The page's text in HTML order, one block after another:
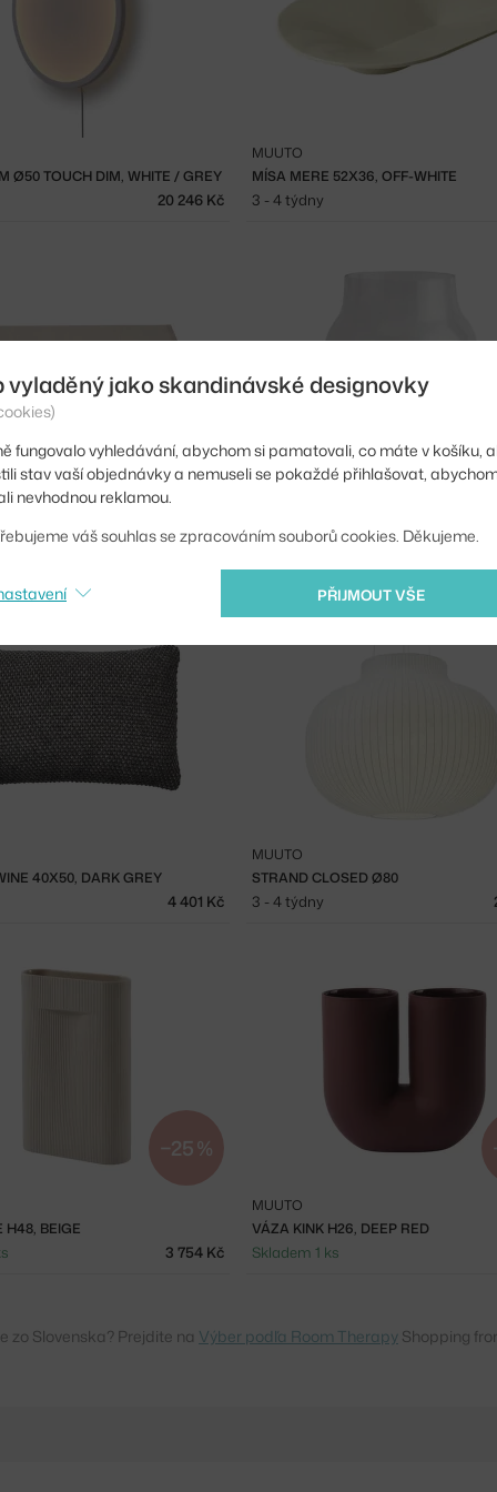
Ø50 TOUCH DIM, WHITE / GREY
20 246 Kč
MÍSA MERE 52X36, OFF-WHITE
MUUTO
3 - 4 týdny
200X300, LIGHT ROSE
30 054 Kč
VÁZA SILENT 20, CLEAR
40X50, DARK GREY
4 401 Kč
STRAND CLOSED Ø80
MUUTO
3 - 4 týdny
−25 %
H48, BEIGE
3 754 Kč
VÁZA KINK H26, DEEP RED
MUUTO
Skladem 1 ks
zo Slovenska? Prejdite na Výber podľa Room Therapy Shopping
vyladěný jako skandinávské designovky
fungovalo vyhledávání, abychom si pamatovali, co máte v košíku,
stav vaší objednávky a nemuseli se pokaždé přihlašovat,
nevhodnou reklamou.
váš souhlas se zpracováním souborů cookies. Děkujeme.
PŘIJMOUT VŠE